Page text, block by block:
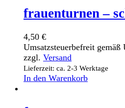
frauenturnen –
4,50 €
Umsatzsteuerbefreit gemäß
zzgl. Versand
Lieferzeit: ca. 2-3 Werktage
In den Warenkorb